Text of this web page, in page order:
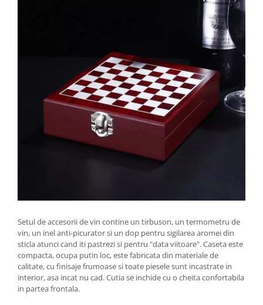
Setul de accesorii de vin contine un tirbuson, un termometru de
vin, un inel anti-picurator si un dop pentru sigilarea aromei din
sticla atunci cand iti pastrezi si pentru "data viitoare". Caseta este
compacta, ocupa putin loc, este fabricata din materiale de
calitate, cu finisaje frumoase si toate piesele sunt incastrate in
interior, asa incat nu cad. Cutia se inchide cu o cheita confortabila
in partea frontala.